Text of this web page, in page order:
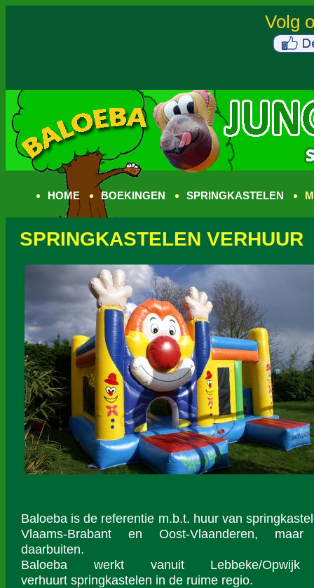
HOME BOEKINGEN SPRINGKASTELEN
SPRINGKASTELEN VERHUUR
Baloeba is de referentie m.b.t. huur van
Vlaams-Brabant en Oost-Vlaanderen,
daarbuiten.
Baloeba werkt vanuit Lebbeke/
verhuurt springkastelen in de ruime regio.